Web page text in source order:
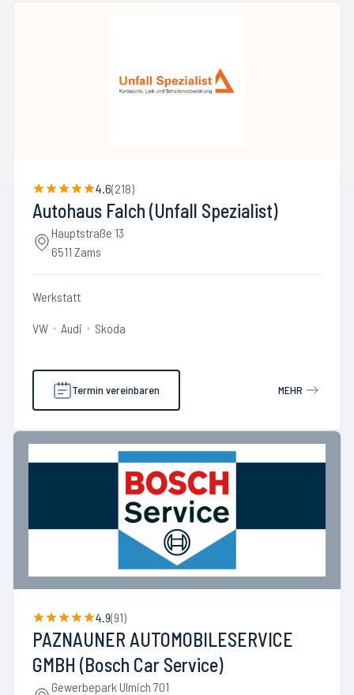
4.6(218)
Autohaus Falch (Unfall Spezialist)
Hauptstraße 13
6511 Zams
Werkstatt
VW Audi Skoda
Termin vereinbaren MEHR
4.9(91)
PAZNAUNER AUTOMOBILESERVICE
GMBH (Bosch Car Service)
Gewerbepark Ulmich 701